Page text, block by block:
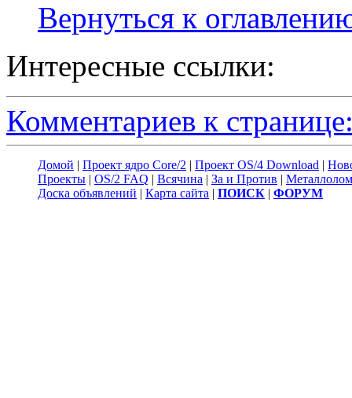
Вернуться к
Интересные ссылки:
Комментариев к
Домой | Проект ядро Core/2 | Проект OS/4 Download |
Проекты | OS/2 FAQ | Всячина | За и Против | Металлолом
Доска объявлений | Карта сайта | ПОИСК | ФОРУМ